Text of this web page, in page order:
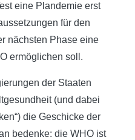
eine Plandemie erst
für den
nächsten Phase eine
ermöglichen soll.
der Staaten
(und dabei
die Geschicke der
bedenke: die WHO ist